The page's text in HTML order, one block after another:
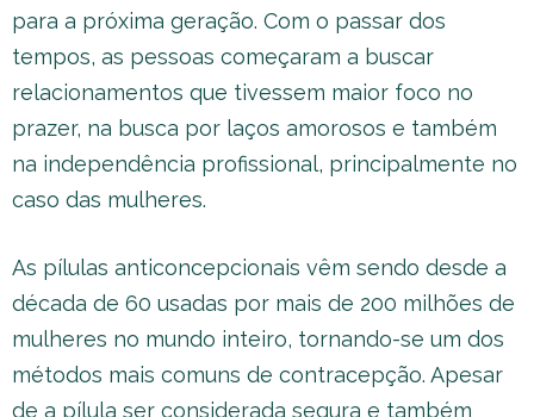
para a próxima geração. Com o passar dos
tempos, as pessoas começaram a buscar
relacionamentos que tivessem maior foco no
prazer, na busca por laços amorosos e também
na independência profissional, principalmente no
caso das mulheres.
As pílulas anticoncepcionais vêm sendo desde a
década de 60 usadas por mais de 200 milhões de
mulheres no mundo inteiro, tornando-se um dos
métodos mais comuns de contracepção. Apesar
de a pílula ser considerada segura e também